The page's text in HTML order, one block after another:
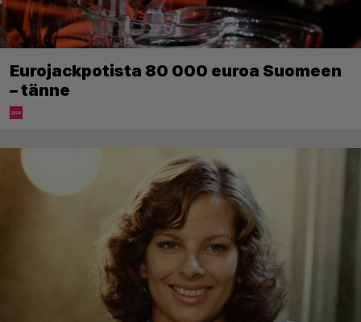
Eurojackpotista 80 000 euroa Suomeen
– tänne